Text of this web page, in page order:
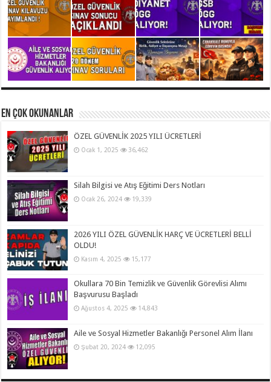
En Çok Okunanlar
ÖZEL GÜVENLİK 2025 YILI ÜCRETLERİ
Ocak 1, 2025 36,462
Silah Bilgisi ve Atış Eğitimi Ders Notları
Ocak 26, 2024 19,339
2026 YILI ÖZEL GÜVENLİK HARÇ VE ÜCRETLERİ BELLİ
OLDU!
Kasım 4, 2025 15,177
Okullara 70 Bin Temizlik ve Güvenlik Görevlisi Alımı
Başvurusu Başladı
Ağustos 4, 2025 14,843
Aile ve Sosyal Hizmetler Bakanlığı Personel Alım İlanı
Şubat 20, 2024 12,095